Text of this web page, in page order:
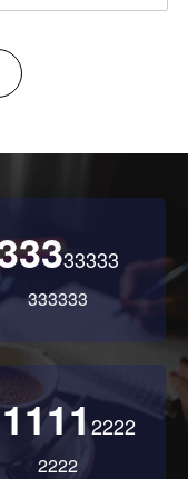
33333
333333
2222
2222